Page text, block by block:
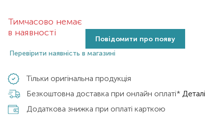
Тимчасово немає
в наявності
Повідомити про появу
Перевірити наявність в магазині
Тільки оригінальна продукція
Безкоштовна доставка при онлайн оплаті* Деталі
Додаткова знижка при оплаті карткою